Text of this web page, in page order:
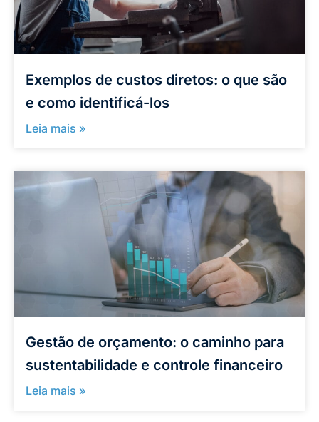
Exemplos de custos diretos: o que são
e como identificá-los
Leia mais »
Gestão de orçamento: o caminho para
sustentabilidade e controle financeiro
Leia mais »